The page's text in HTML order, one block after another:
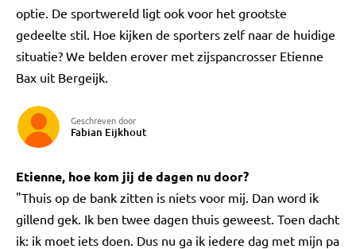
optie. De sportwereld ligt ook voor het grootste
gedeelte stil. Hoe kijken de sporters zelf naar de huidige
situatie? We belden erover met zijspancrosser Etienne
Bax uit Bergeijk.
Geschreven door
Fabian Eijkhout
Etienne, hoe kom jij de dagen nu door?
"Thuis op de bank zitten is niets voor mij. Dan word ik
gillend gek. Ik ben twee dagen thuis geweest. Toen dacht
ik: ik moet iets doen. Dus nu ga ik iedere dag met mijn pa